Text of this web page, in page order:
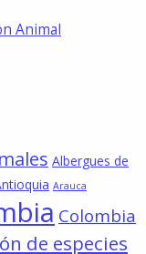
Animal
Albergues de
Arauca
Colombia
de especies